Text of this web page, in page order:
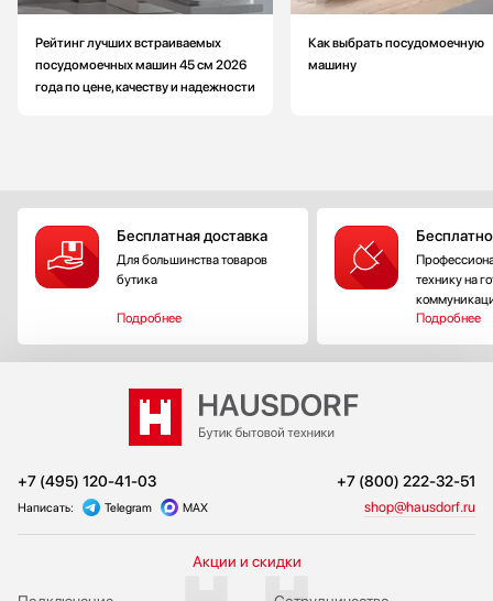
Рейтинг лучших встраиваемых
посудомоечных машин 45 см 2026
года по цене, качеству и надежности
Как выбрать посудомоечную
машину
Бесплатная доставка
Для большинства товаров
бутика
Подробнее
технику на
Подробнее
+7 (495) 120-41-03 +7 (800) 222-32-51
Написать: Telegram MAX shop@hausdorf.ru
Акции и скидки